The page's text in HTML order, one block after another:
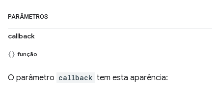
PARÂMETROS
callback
função
O parâmetro callback tem esta aparência: